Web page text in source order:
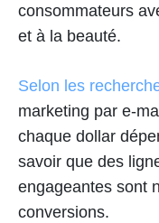
consommateurs
et à la beauté.
Selon les
marketing par e-
chaque dollar
savoir que des
engageantes sont
conversions.